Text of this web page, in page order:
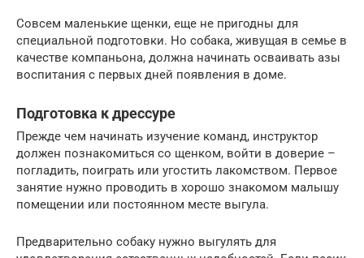
Совсем маленькие щенки, еще не пригодны для
специальной подготовки. Но собака, живущая в семье в
качестве компаньона, должна начинать осваивать азы
воспитания с первых дней появления в доме.
Подготовка к дрессуре
Прежде чем начинать изучение команд, инструктор
должен познакомиться со щенком, войти в доверие –
погладить, поиграть или угостить лакомством. Первое
занятие нужно проводить в хорошо знакомом малышу
помещении или постоянном месте выгула.
Предварительно собаку нужно выгулять для